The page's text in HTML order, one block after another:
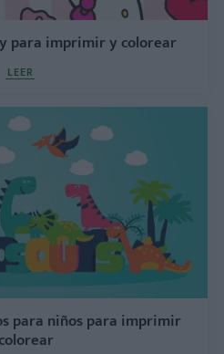
para imprimir y colorear
LEER
para niños para imprimir